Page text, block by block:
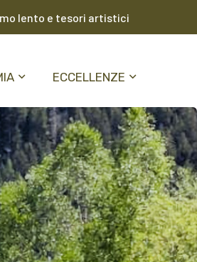
lento e tesori artistici
ECCELLENZE